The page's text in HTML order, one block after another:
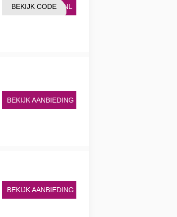
50NL
BEKIJK CODE
BEKIJK AANBIEDING
BEKIJK AANBIEDING